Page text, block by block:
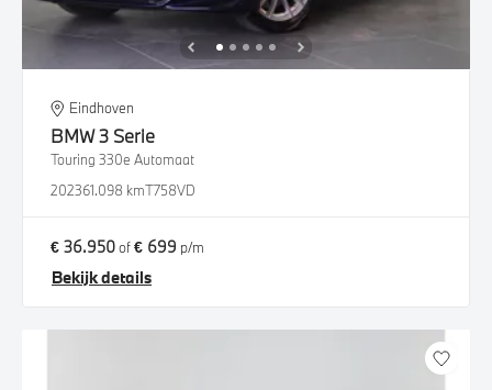
Eindhoven
BMW3 Serie
Touring 330e Automaat
202361.098 kmT758VD
€ 36.950of€ 699 p/m
Bekijk details